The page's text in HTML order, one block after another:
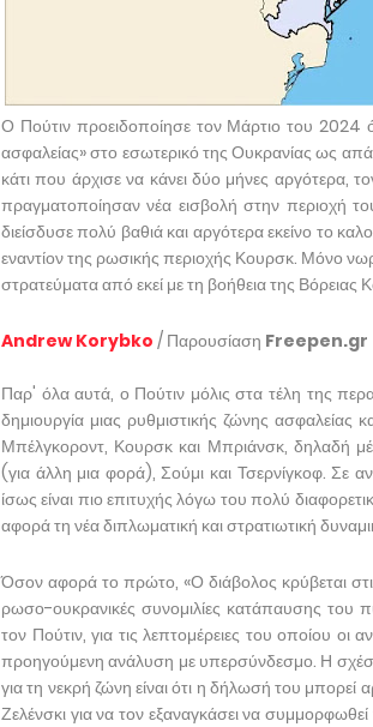
Ο Πούτιν προειδοποίησε τον Μάρτιο του 2024
ασφαλείας» στο εσωτερικό της Ουκρανίας ως
κάτι που άρχισε να κάνει δύο μήνες αργότερα,
πραγματοποίησαν νέα εισβολή στην περιοχή
διείσδυσε πολύ βαθιά και αργότερα εκείνο το
εναντίον της ρωσικής περιοχής Κουρσκ. Μόνο
στρατεύματα από εκεί με τη βοήθεια της Βόρειας
Andrew Korybko / Παρουσίαση Freepen.gr
Παρ' όλα αυτά, ο Πούτιν μόλις στα τέλη της
δημιουργία μιας ρυθμιστικής ζώνης
Μπέλγκοροντ, Κουρσκ και Μπριάνσκ, δηλαδή
(για άλλη μια φορά), Σούμι και Τσερνίγκοφ. Σε
ίσως είναι πιο επιτυχής λόγω του πολύ
αφορά τη νέα διπλωματική και στρατιωτική
Όσον αφορά το πρώτο, «Ο διάβολος κρύβεται
ρωσο-ουκρανικές συνομιλίες κατάπαυσης του
τον Πούτιν, για τις λεπτομέρειες του οποίου
προηγούμενη ανάλυση με υπερσύνδεσμο. Η
για τη νεκρή ζώνη είναι ότι η δήλωσή του
Ζελένσκι για να τον εξαναγκάσει να